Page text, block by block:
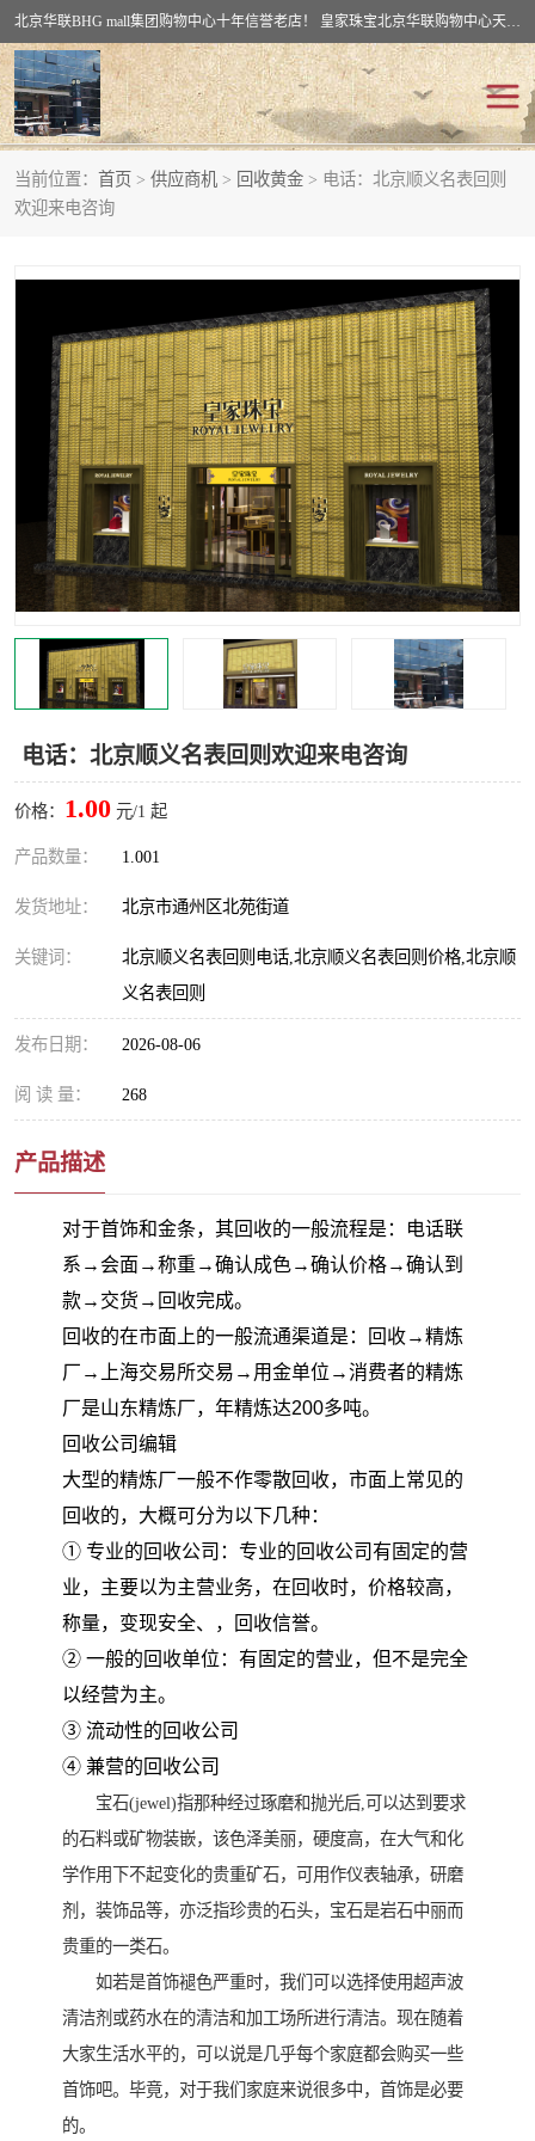
北京华联BHG mall集团购物中心十年信誉老店！ 皇家珠宝北京华联购物中心天时名苑店竭诚欢迎您。 北京市通州区（八通线）通州北苑地铁华联购物中心一层皇家珠宝 北京皇家珠宝通州黄金回收黄金首饰加工店（八通线: 通州北苑地铁华联店）：通州区通州北苑地铁华联购物中心一层皇家珠宝。
当前位置： 首页 > 供应商机 > 回收黄金 > 电话：北京顺义名表回则
欢迎来电咨询
电话：北京顺义名表回则欢迎来电咨询
价格： 1.00 元/1 起
产品数量： 1.001
发货地址： 北京市通州区北苑街道
关键词：
北京顺义名表回则电话,北京顺义名表回则价格,北京顺
义名表回则
发布日期： 2026-08-06
阅 读 量： 268
产品描述
对于首饰和金条，其回收的一般流程是：电话联
系→会面→称重→确认成色→确认价格→确认到
款→交货→回收完成。
回收的在市面上的一般流通渠道是：回收→精炼
厂→上海交易所交易→用金单位→消费者的精炼
厂是山东精炼厂，年精炼达200多吨。
回收公司编辑
大型的精炼厂一般不作零散回收，市面上常见的
回收的，大概可分为以下几种：
① 专业的回收公司：专业的回收公司有固定的营
业，主要以为主营业务，在回收时，价格较高，
称量，变现安全、，回收信誉。
② 一般的回收单位：有固定的营业，但不是完全
以经营为主。
③ 流动性的回收公司
④ 兼营的回收公司
宝石(jewel)指那种经过琢磨和抛光后,可以达到要求
的石料或矿物装嵌，该色泽美丽，硬度高，在大气和化
学作用下不起变化的贵重矿石，可用作仪表轴承，研磨
剂，装饰品等，亦泛指珍贵的石头，宝石是岩石中丽而
贵重的一类石。
如若是首饰褪色严重时，我们可以选择使用超声波
清洁剂或药水在的清洁和加工场所进行清洁。现在随着
大家生活水平的，可以说是几乎每个家庭都会购买一些
首饰吧。毕竟，对于我们家庭来说很多中，首饰是必要
的。
回收黄金
回收翡翠玉石